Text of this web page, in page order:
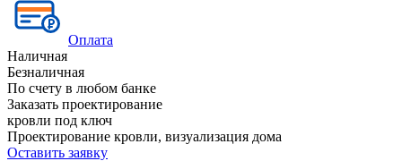
Оплата
Наличная
Безналичная
По счету в любом банке
Заказать проектирование
кровли под ключ
Проектирование кровли, визуализация дома
Оставить заявку